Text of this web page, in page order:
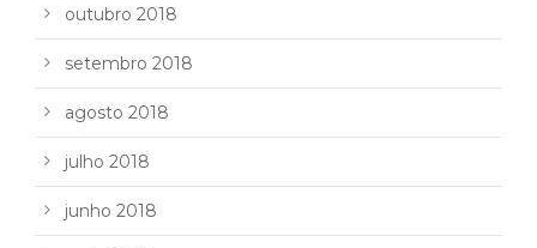
outubro 2018
setembro 2018
agosto 2018
julho 2018
junho 2018